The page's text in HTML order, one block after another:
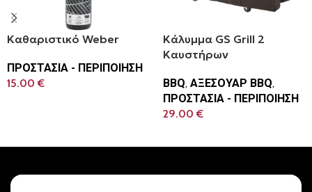
Καθαριστικό Weber
ΠΡΟΣΤΑΣΙΑ - ΠΕΡΙΠΟΙΗΣΗ
15.00€
Κάλυμμα GS Grill 2
Καυστήρων
BBQ, ΑΞΕΣΟΥΑΡ BBQ,
ΠΡΟΣΤΑΣΙΑ - ΠΕΡΙΠΟΙΗΣΗ
29.00€